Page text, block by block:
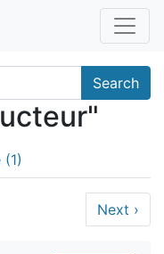
Search
(1)
Next ›